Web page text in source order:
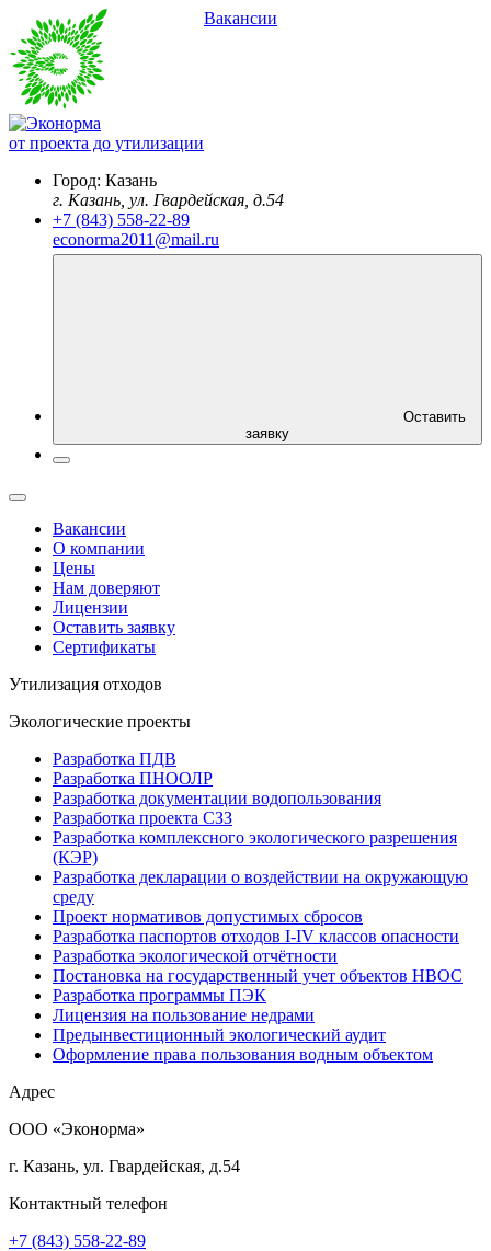
от проекта до утилизации
Вакансии
Город: Казань
г. Казань, ул. Гвардейская, д.54
+7 (843) 558-22-89
econorma2011@mail.ru
заявку
Вакансии
О компании
Цены
Нам доверяют
Лицензии
Оставить заявку
Сертификаты
Утилизация отходов
Экологические проекты
Разработка ПДВ
Разработка ПНООЛР
Разработка документации водопользования
Разработка проекта СЗЗ
Разработка комплексного экологического разрешения
(КЭР)
Разработка декларации о воздействии на окружающую
среду
Проект нормативов допустимых сбросов
Разработка паспортов отходов I-IV классов опасности
Разработка экологической отчётности
Постановка на государственный учет объектов НВОС
Разработка программы ПЭК
Лицензия на пользование недрами
Предынвестиционный экологический аудит
Оформление права пользования водным объектом
Адрес
ООО «Эконорма»
г. Казань, ул. Гвардейская, д.54
Контактный телефон
+7 (843) 558-22-89